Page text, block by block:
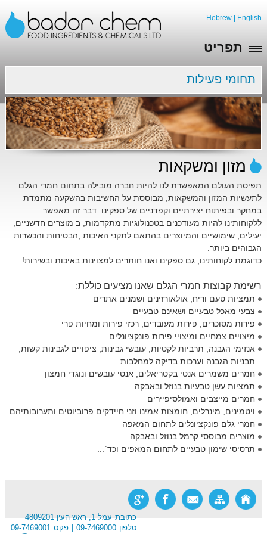
Hebrew English
תפריט
תחומי פעילות
מזון ומשקאות
תפיסת העולם המאפשרת לנו להיות חברה מובילה בתחום חמרי הגלם
לתעשיות המזון והמשקאות, מבוססת על החשיבות בהשקעה מתמדת
במחקר ובפיתוח יצירתיים וקפדניים של ספקינו. דבר זה מאפשר
ללקוחותינו להיות מעודכנים בטכנולוגיות מתקדמות, ב מוצרים חדשניים,
יעילים, שימושיים והמיוצרים בהתאם לתקני האיכות ,הבטיחות והכשרות
הגבוהים ביותר.
כדוגמת לקוחותינו, גם ספקינו ואנו חותרים למצוינות באיכות ובשירות!
רשימת קבוצות חמרי הגלם שאנו מציעים כוללת:
תמציות טעם וריח, אולאורזינים ושמנים אתרים
צבעי מאכל טבעיים ושאינם טבעיים
פירות מסוכרים, פירות מעובדים, רכזי פירות ומחיות פרי
מיצויים צמחיים ומיצויי פירות פונקציונלים
אנזימי הגבנה, תרביות לקטיות, עובשי גבינות, ציפויים לגבינות קשות,
תבניות הגבנה וערכות בדיקה למחלבות.
חמרים משמרים אנטי בקטריאלים, אנטי עובשים ונוגדי חמצון
תמציות עשן טבעיות בנוזל ובאבקה
חמרים מייצבים ואמולסיפיירים
ויטמינים, מינרלים, חומצות אמינו וזני חיידקים פרוביוטים ותערובותיהם
חמרי גלם פונקציונלים לתחום המאפה
מוצרים מבוססי קרמל בנוזל ובאבקה
תרסיסי שימון טבעיים לתחום המאפים וכד`...
כתובת עמל 1, ראש העין 4809201
טלפון 09-7469000 פקס 09-7469001